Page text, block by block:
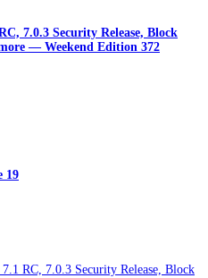
7.0.3 Security Release, Block
— Weekend Edition 372
19
RC, 7.0.3 Security Release, Block